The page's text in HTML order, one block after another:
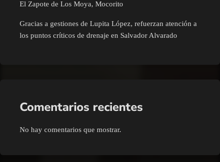
El Zapote de Los Moya, Mocorito
Gracias a gestiones de Lupita López, refuerzan atención a
los puntos críticos de drenaje en Salvador Alvarado
Comentarios recientes
No hay comentarios que mostrar.